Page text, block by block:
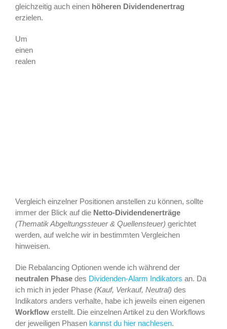
gleichzeitig auch einen höheren Dividendenertrag
erzielen.
Um
einen
realen
Vergleich einzelner Positionen anstellen zu können, sollte
immer der Blick auf die Netto-Dividendenerträge
(Thematik Abgeltungssteuer & Quellensteuer) gerichtet
werden, auf welche wir in bestimmten Vergleichen
hinweisen.
Die Rebalancing Optionen wende ich während der
neutralen Phase des Dividenden-Alarm Indikators an. Da
ich mich in jeder Phase (Kauf, Verkauf, Neutral) des
Indikators anders verhalte, habe ich jeweils einen eigenen
Workflow erstellt. Die einzelnen Artikel zu den Workflows
der jeweiligen Phasen kannst du hier nachlesen.